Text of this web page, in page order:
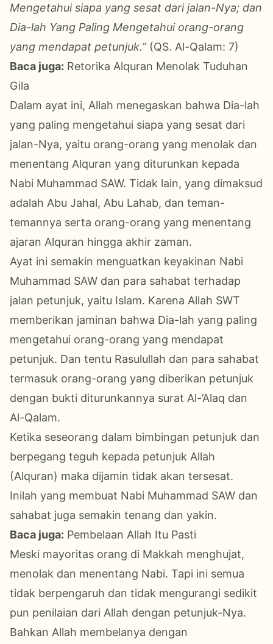
Mengetahui siapa yang sesat dari jalan-Nya; dan
Dia-lah Yang Paling Mengetahui orang-orang
yang mendapat petunjuk.”(QS. Al-Qalam: 7)
Baca juga: Retorika Alquran Menolak Tuduhan
Gila
Dalam ayat ini, Allah menegaskan bahwa Dia-lah
yang paling mengetahui siapa yang sesat dari
jalan-Nya, yaitu orang-orang yang menolak dan
menentang Alquran yang diturunkan kepada
Nabi Muhammad SAW. Tidak lain, yang dimaksud
adalah Abu Jahal, Abu Lahab, dan teman-
temannya serta orang-orang yang menentang
ajaran Alquran hingga akhir zaman.
Ayat ini semakin menguatkan keyakinan Nabi
Muhammad SAW dan para sahabat terhadap
jalan petunjuk, yaitu Islam. Karena Allah SWT
memberikan jaminan bahwa Dia-lah yang paling
mengetahui orang-orang yang mendapat
petunjuk. Dan tentu Rasulullah dan para sahabat
termasuk orang-orang yang diberikan petunjuk
dengan bukti diturunkannya surat Al-’Alaq dan
Al-Qalam.
Ketika seseorang dalam bimbingan petunjuk dan
berpegang teguh kepada petunjuk Allah
(Alquran) maka dijamin tidak akan tersesat.
Inilah yang membuat Nabi Muhammad SAW dan
sahabat juga semakin tenang dan yakin.
Baca juga: Pembelaan Allah Itu Pasti
Meski mayoritas orang di Makkah menghujat,
menolak dan menentang Nabi. Tapi ini semua
tidak berpengaruh dan tidak mengurangi sedikit
pun penilaian dari Allah dengan petunjuk-Nya.
Bahkan Allah membelanya dengan